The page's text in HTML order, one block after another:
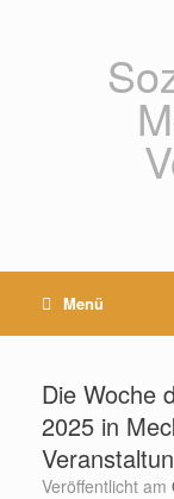
Menü
Die Woche
2025 in
Veröffentlicht am